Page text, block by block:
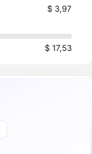
$ 3,97
$ 17,53